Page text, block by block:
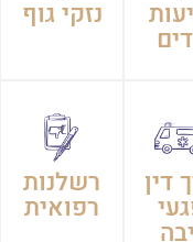
דין רשלנות
רפואית